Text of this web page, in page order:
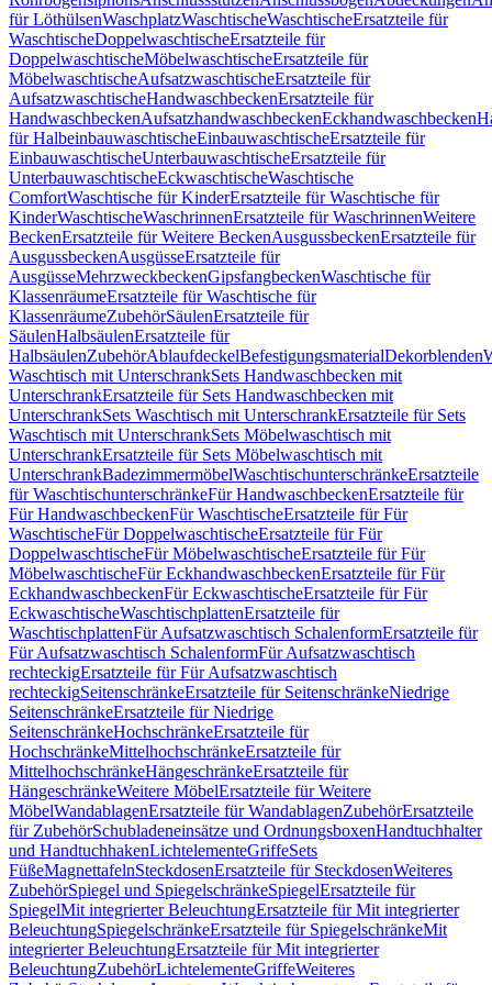
für LöthülsenWaschplatzWaschtischeWaschtischeErsatzteile für
WaschtischeDoppelwaschtischeErsatzteile für
DoppelwaschtischeMöbelwaschtischeErsatzteile für
MöbelwaschtischeAufsatzwaschtischeErsatzteile für
AufsatzwaschtischeHandwaschbeckenErsatzteile für
HandwaschbeckenAufsatzhandwaschbeckenEckhandwaschbecken
für HalbeinbauwaschtischeEinbauwaschtischeErsatzteile für
EinbauwaschtischeUnterbauwaschtischeErsatzteile für
UnterbauwaschtischeEckwaschtischeWaschtische
ComfortWaschtische für KinderErsatzteile für Waschtische für
KinderWaschtischeWaschrinnenErsatzteile für WaschrinnenWeitere
BeckenErsatzteile für Weitere BeckenAusgussbeckenErsatzteile für
AusgussbeckenAusgüsseErsatzteile für
AusgüsseMehrzweckbeckenGipsfangbeckenWaschtische für
KlassenräumeErsatzteile für Waschtische für
KlassenräumeZubehörSäulenErsatzteile für
SäulenHalbsäulenErsatzteile für
HalbsäulenZubehörAblaufdeckelBefestigungsmaterialDekorblenden
Waschtisch mit UnterschrankSets Handwaschbecken mit
UnterschrankErsatzteile für Sets Handwaschbecken mit
UnterschrankSets Waschtisch mit UnterschrankErsatzteile für Sets
Waschtisch mit UnterschrankSets Möbelwaschtisch mit
UnterschrankErsatzteile für Sets Möbelwaschtisch mit
UnterschrankBadezimmermöbelWaschtischunterschränkeErsatzteile
für WaschtischunterschränkeFür HandwaschbeckenErsatzteile für
Für HandwaschbeckenFür WaschtischeErsatzteile für Für
WaschtischeFür DoppelwaschtischeErsatzteile für Für
DoppelwaschtischeFür MöbelwaschtischeErsatzteile für Für
MöbelwaschtischeFür EckhandwaschbeckenErsatzteile für Für
EckhandwaschbeckenFür EckwaschtischeErsatzteile für Für
EckwaschtischeWaschtischplattenErsatzteile für
WaschtischplattenFür Aufsatzwaschtisch SchalenformErsatzteile für
Für Aufsatzwaschtisch SchalenformFür Aufsatzwaschtisch
rechteckigErsatzteile für Für Aufsatzwaschtisch
rechteckigSeitenschränkeErsatzteile für SeitenschränkeNiedrige
SeitenschränkeErsatzteile für Niedrige
SeitenschränkeHochschränkeErsatzteile für
HochschränkeMittelhochschränkeErsatzteile für
MittelhochschränkeHängeschränkeErsatzteile für
HängeschränkeWeitere MöbelErsatzteile für Weitere
MöbelWandablagenErsatzteile für WandablagenZubehörErsatzteile
für ZubehörSchubladeneinsätze und OrdnungsboxenHandtuchhalter
und HandtuchhakenLichtelementeGriffeSets
FüßeMagnettafelnSteckdosenErsatzteile für SteckdosenWeiteres
ZubehörSpiegel und SpiegelschränkeSpiegelErsatzteile für
SpiegelMit integrierter BeleuchtungErsatzteile für Mit integrierter
BeleuchtungSpiegelschränkeErsatzteile für SpiegelschränkeMit
integrierter BeleuchtungErsatzteile für Mit integrierter
BeleuchtungZubehörLichtelementeGriffeWeiteres